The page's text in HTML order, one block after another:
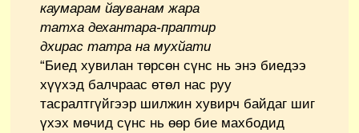
каумарам йауванам жара
татха дехантара-праптир
дхирас татра на мухйати
“Биед хувилан төрсөн сүнс нь энэ биедээ
хүүхэд балчраас өтөл нас руу
тасралтгүйгээр шилжин хувирч байдаг шиг
үхэх мөчид сүнс нь өөр бие махбодид